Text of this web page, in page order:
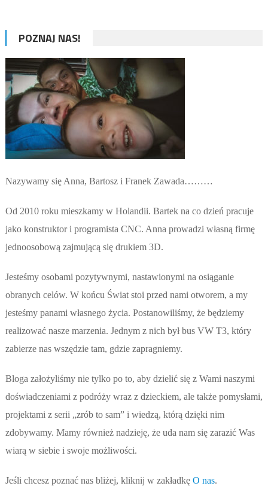
POZNAJ NAS!
Nazywamy się Anna, Bartosz i Franek Zawada………
Od 2010 roku mieszkamy w Holandii. Bartek na co dzień pracuje
jako konstruktor i programista CNC. Anna prowadzi własną firmę
jednoosobową zajmującą się drukiem 3D.
Jesteśmy osobami pozytywnymi, nastawionymi na osiąganie
obranych celów. W końcu Świat stoi przed nami otworem, a my
jesteśmy panami własnego życia. Postanowiliśmy, że będziemy
realizować nasze marzenia. Jednym z nich był bus VW T3, który
zabierze nas wszędzie tam, gdzie zapragniemy.
Bloga założyliśmy nie tylko po to, aby dzielić się z Wami naszymi
doświadczeniami z podróży wraz z dzieckiem, ale także pomysłami,
projektami z serii „zrób to sam” i wiedzą, którą dzięki nim
zdobywamy. Mamy również nadzieję, że uda nam się zarazić Was
wiarą w siebie i swoje możliwości.
Jeśli chcesz poznać nas bliżej, kliknij w zakładkę O nas.